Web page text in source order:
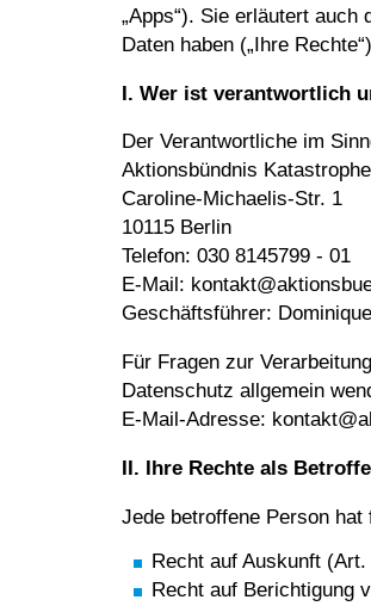
„Apps“). Sie erläutert
Daten haben („Ihre
I. Wer ist verantwortlich
Der Verantwortliche im
Aktionsbündnis
Caroline-Michaelis-Str. 1
10115 Berlin
Telefon: 030 8145799 - 01
E-Mail:
Geschäftsführer:
Für Fragen zur
Datenschutz allgemein
E-Mail-Adresse:
II. Ihre Rechte als
Jede betroffene Person hat
Recht auf Auskunft
Recht auf Berichtigung